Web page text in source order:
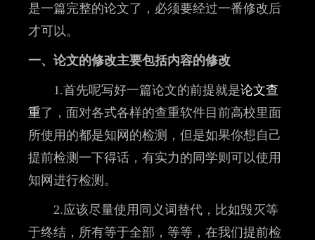
是一篇完整的论文了，必须要经过一番修改后
才可以。
一、论文的修改主要包括内容的修改
1.首先呢写好一篇论文的前提就是论文查
重了，面对各式各样的查重软件目前高校里面
所使用的都是知网的检测，但是如果你想自己
提前检测一下得话，有实力的同学则可以使用
知网进行检测。
2.应该尽量使用同义词替代，比如毁灭等
于终结，所有等于全部，等等，在我们提前检